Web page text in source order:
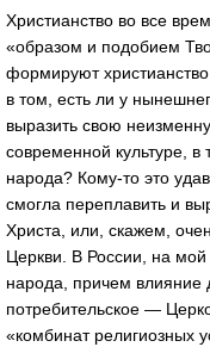
Христианство во все
«образом и подобием
формируют
в том, есть ли у
выразить свою
современной культуре, в
народа? Кому-то это
смогла переплавить и
Христа, или, скажем,
Церкви. В России, на мой
народа, причем влияние
потребительское —
«комбинат религиозных